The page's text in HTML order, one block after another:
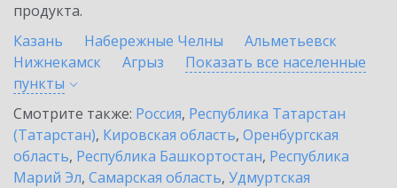
продукта.
Казань
Набережные Челны
Альметьевск
Нижнекамск
Агрыз
Показать все населенные
пункты
Смотрите также: Россия, Республика Татарстан
(Татарстан), Кировская область, Оренбургская
область, Республика Башкортостан, Республика
Марий Эл, Самарская область, Удмуртская